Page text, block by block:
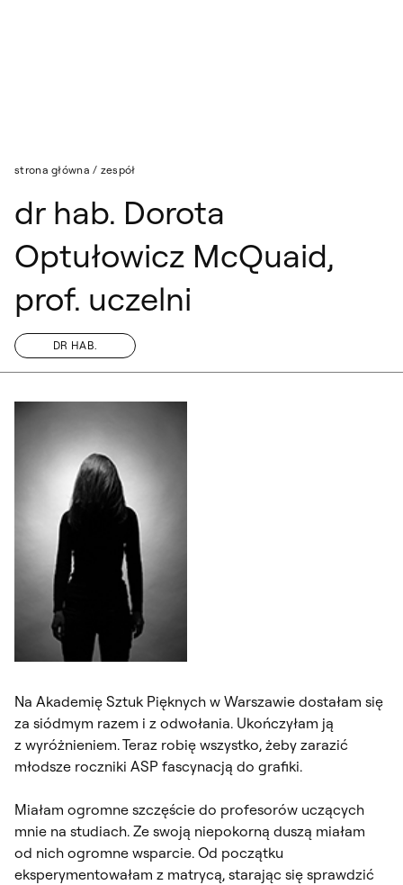
strona główna / zespół
dr hab. Dorota
Optułowicz McQuaid,
prof. uczelni
DR HAB.
Na Akademię Sztuk Pięknych w Warszawie dostałam się
za siódmym razem i z odwołania. Ukończyłam ją
z wyróżnieniem. Teraz robię wszystko, żeby zarazić
młodsze roczniki ASP fascynacją do grafiki.
Miałam ogromne szczęście do profesorów uczących
mnie na studiach. Ze swoją niepokorną duszą miałam
od nich ogromne wsparcie. Od początku
eksperymentowałam z matrycą, starając się sprawdzić